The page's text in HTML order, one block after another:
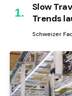
Slow
Trends
Schweizer